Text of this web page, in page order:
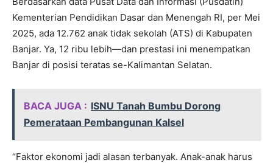
Kementerian Pendidikan Dasar dan Menengah RI, per Mei
2025, ada 12.762 anak tidak sekolah (ATS) di Kabupaten
Banjar. Ya, 12 ribu lebih—dan prestasi ini menempatkan
Banjar di posisi teratas se-Kalimantan Selatan.
BACA JUGA : ISNU Tanah Bumbu Dorong
Pemerataan Pembangunan Kalsel
“Faktor ekonomi jadi alasan terbanyak. Anak-anak harus